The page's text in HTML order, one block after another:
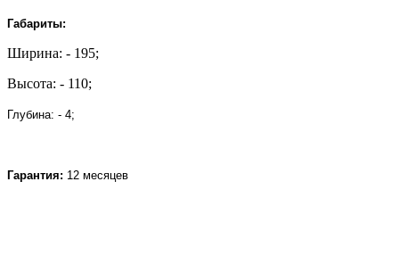
Габариты:
Ширина: - 195;
Высота: - 110;
Глубина: - 4;
Гарантия: 12 месяцев